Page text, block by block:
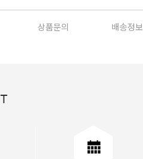
상품문의 배송정보